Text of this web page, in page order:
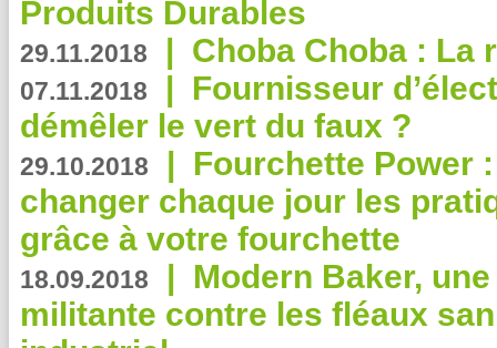
Produits Durables
29.11.2018 | Choba Choba : La
07.11.2018 | Fournisseur
démêler le vert du faux ?
29.10.2018 | Fourchette Power
changer chaque jour les
grâce à votre fourchette
18.09.2018 | Modern Baker,
militante contre les fléaux